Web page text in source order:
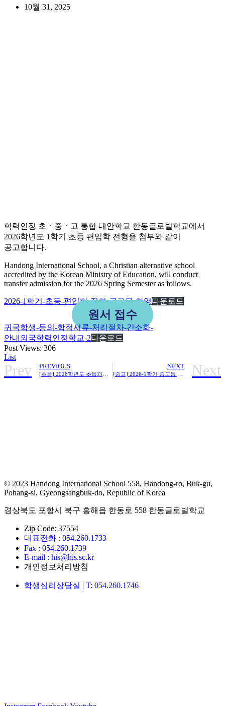
10월 31, 2025
학력인정 초ㆍ중ㆍ고 통합 대안학교 한동글로벌학교에서
2026학년도 1학기 초등 편입학 전형을 첨부와 같이
공고합니다.
Handong International School, a Christian alternative school
accredited by the Korean Ministry of Education, will conduct
transfer admission for the 2026 Spring Semester as follows.
2026-1학기-초등-편입학-전형-공고문-한영다운로드
원서 접수
귀국학생-등의-학적서류-처리절차-간소화-
안내외국학력인정학교-2다운로드
Post Views: 306
List
Prev PREVIOUS NEXT Next
© 2023 Handong International School 558, Handong-ro, Buk-gu,
Pohang-si, Gyeongsangbuk-do, Republic of Korea
경상북도 포항시 북구 흥해읍 한동로 558 한동글로벌학교
Zip Code: 37554
대표전화 : 054.260.1733
Fax : 054.260.1739
E-mail : his@his.sc.kr
개인정보처리방침
학생심리상담실 | T: 054.260.1746